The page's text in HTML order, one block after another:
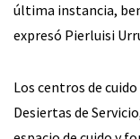
última instancia,
expresó Pierluisi
Los centros de
Desiertas de